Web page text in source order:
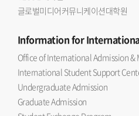
글로벌미디어커뮤니케이션대학원
Informationfor
Office of International Admission &
International Student Support
Undergraduate Admission
Graduate Admission